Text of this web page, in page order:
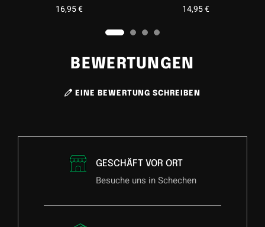
€
BEWERTUNGEN
EINE BEWERTUNG SCHREIBEN
GESCHÄFT VOR ORT
Besuche uns in Schechen